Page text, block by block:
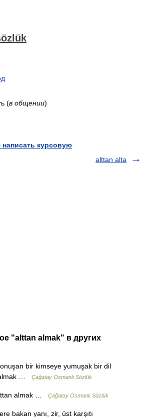
(в общении)
курсовую
alttan alta
"alttan almak" в других
bir kimseye yumuşak bir dil
almak …
Çağatay Osmanlı Sözlük
almak … Çağatay Osmanlı Sözlük
bakan yanı, zir, üst karşıtı